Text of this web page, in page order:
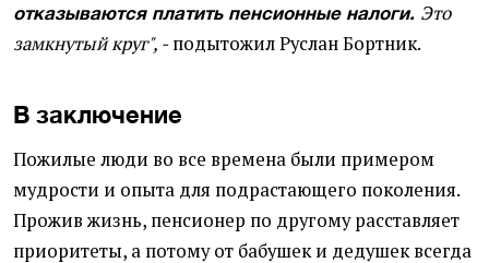
отказываются платить пенсионные налоги. Это
замкнутый круг", - подытожил Руслан Бортник.
В заключение
Пожилые люди во все времена были примером
мудрости и опыта для подрастающего поколения.
Прожив жизнь, пенсионер по другому расставляет
приоритеты, а потому от бабушек и дедушек всегда